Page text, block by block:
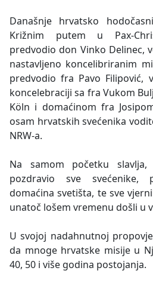
Današnje hrvatsko
Križnim putem u Pax-
predvodio don Vinko Delinec,
nastavljeno koncelibriranim
predvodio fra Pavo Filipović,
koncelebraciji sa fra Vukom
Köln i domaćinom fra
osam hrvatskih svećenika
NRW-a.
Na samom početku
pozdravio sve svećenike,
domaćina svetišta, te sve
unatoč lošem vremenu došli u
U svojoj nadahnutnoj
da mnoge hrvatske misije u
40, 50 i više godina postojanja.